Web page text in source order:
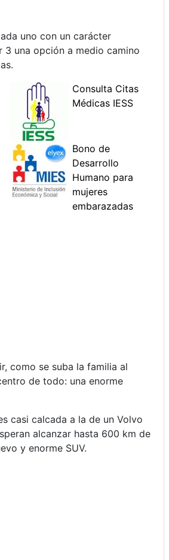
uno con un carácter
una opción a medio camino
como se suba la familia al
de todo: una enorme
casi calcada a la de un Volvo
alcanzar hasta 600 km de
y enorme SUV.